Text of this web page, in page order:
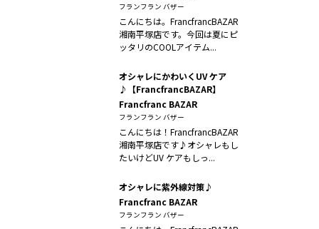
フランフラン バザー
こんにちは。FrancfrancBAZAR
湘南平塚店です。今回は夏にピ
ッタリのCOOLアイテム...
オシャレにかわいくUV ケア
♪【FrancfrancBAZAR】
Francfranc BAZAR
フランフラン バザー
こんにちは！FrancfrancBAZAR
湘南平塚店です♪オシャレもし
たいけどUV ケアもしっ...
オシャレに紫外線対策♪
Francfranc BAZAR
フランフラン バザー